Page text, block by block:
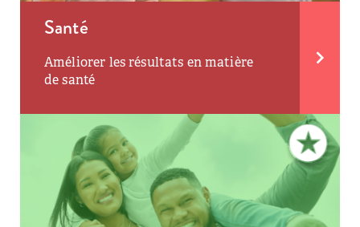
Santé
Améliorer les résultats en matière
de santé